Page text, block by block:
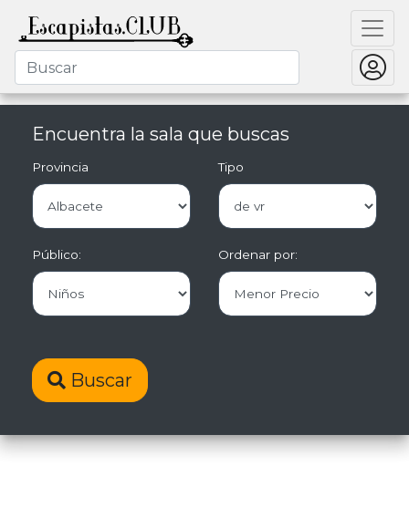
Encuentra la sala que buscas
Provincia Tipo
Público: Ordenar por:
Buscar